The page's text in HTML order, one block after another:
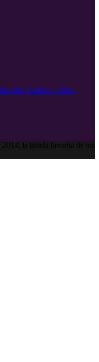
Alto, Santiago - Chile.
2014, la tienda favorita de tus